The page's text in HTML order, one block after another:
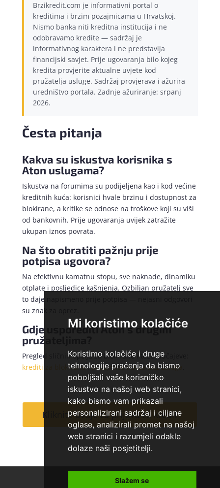
Mi koristimo kolačiće
Koristimo kolačiće i druge
tehnologije praćenja da bismo
poboljšali vaše korisničko
iskustvo na našoj web stranici,
kako bismo vam prikazali
personalizirani sadržaj i ciljane
oglase, analizirali promet na našoj
web stranici i razumjeli odakle
dolaze naši posjetitelji.
Slažem se
Brzikredit.com je informativni portal o
kreditima i brzim pozajmicama u Hrvatskoj.
Nismo banka niti kreditna institucija i ne
odobravamo kredite — sadržaj je
informativnog karaktera i ne predstavlja
financijski savjet. Prije ugovaranja bilo kojeg
kredita provjerite aktualne uvjete kod
pružatelja usluge. Sadržaj provjerava i ažurira
uredništvo portala. Zadnje ažuriranje: srpanj
2026.
Česta pitanja
Kakva su iskustva korisnika s
Aton uslugama?
Iskustva na forumima su podijeljena kao i kod većine
kreditnih kuća: korisnici hvale brzinu i dostupnost za
blokirane, a kritike se odnose na troškove koji su viši
od bankovnih. Prije ugovaranja uvijek zatražite
ukupan iznos povrata.
Na što obratiti pažnju prije
potpisa ugovora?
Na efektivnu kamatnu stopu, sve naknade, dinamiku
otplate i posljedice kašnjenja. Ozbiljan pružatelj sve
to daje napismeno prije potpisa — nejasni odgovori
su znak za oprez.
Gdje usporediti Aton s drugim
pružateljima?
Pregled sličnih opcija za blokirane i teže slučajeve:
krediti za blokiraneipozajmice novca bez zaloga
Kliknite ovdje za prijavu za kredit
O nama